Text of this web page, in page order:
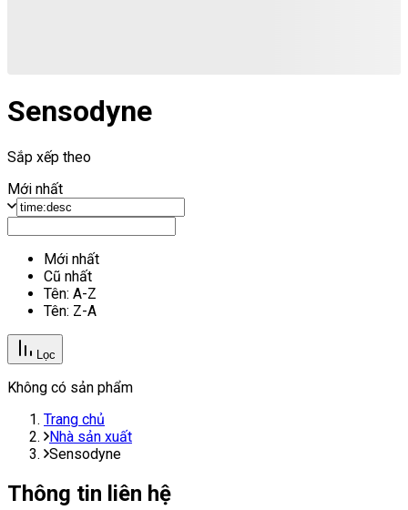
Sensodyne
Sắp xếp theo
Mới nhất
Mới nhất
Cũ nhất
Tên: A-Z
Tên: Z-A
Lọc
Không có sản phẩm
Trang chủ
Nhà sản xuất
Sensodyne
Thông tin liên hệ